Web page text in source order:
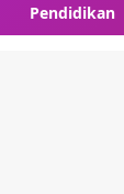
Pendidikan